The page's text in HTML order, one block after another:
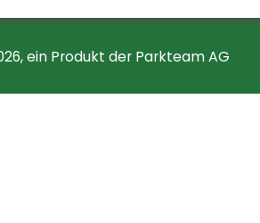
ein Produkt der Parkteam AG